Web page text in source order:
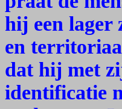
hij een lager
en
dat hij met
identificatie